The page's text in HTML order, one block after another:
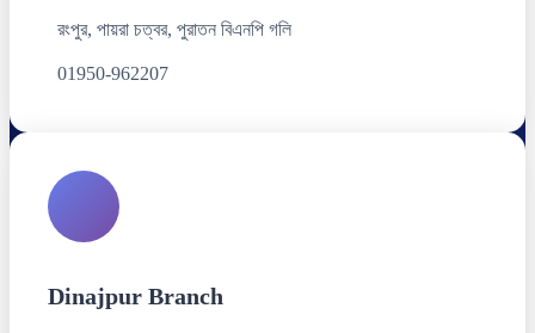
রংপুর, পায়রা চত্বর, পুরাতন বিএনপি গলি
01950-962207
Dinajpur Branch